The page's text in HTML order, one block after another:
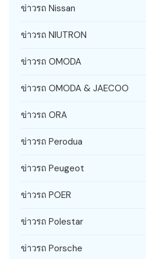
ข่าวรถ Nissan
ข่าวรถ NIUTRON
ข่าวรถ OMODA
ข่าวรถ OMODA & JAECOO
ข่าวรถ ORA
ข่าวรถ Perodua
ข่าวรถ Peugeot
ข่าวรถ POER
ข่าวรถ Polestar
ข่าวรถ Porsche